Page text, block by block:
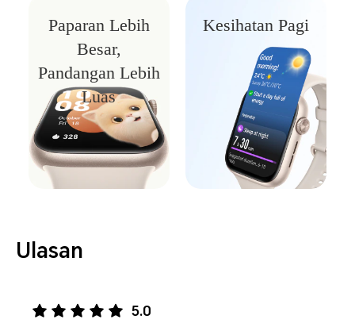
Paparan Lebih
Besar,
Pandangan Lebih
Luas
Kesihatan Pagi
Ulasan
5.0